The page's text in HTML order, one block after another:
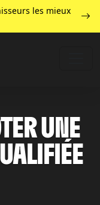
les mieux
UNE